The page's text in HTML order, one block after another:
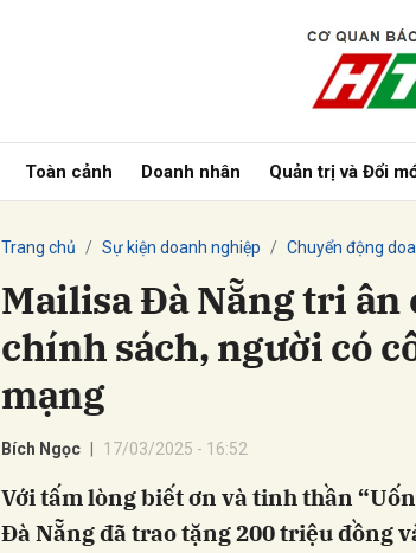
Toàn cảnh Doanh nhân Quản trị và Đổi
Trang chủ Sự kiện doanh nghiệp Chuyển động
Mailisa Đà Nẵng tri ân
chính sách, người có
mạng
Bích Ngọc 17/03/2025 - 16:52
Với tấm lòng biết ơn và tinh thần
Đà Nẵng đã trao tặng 200 triệu đồng